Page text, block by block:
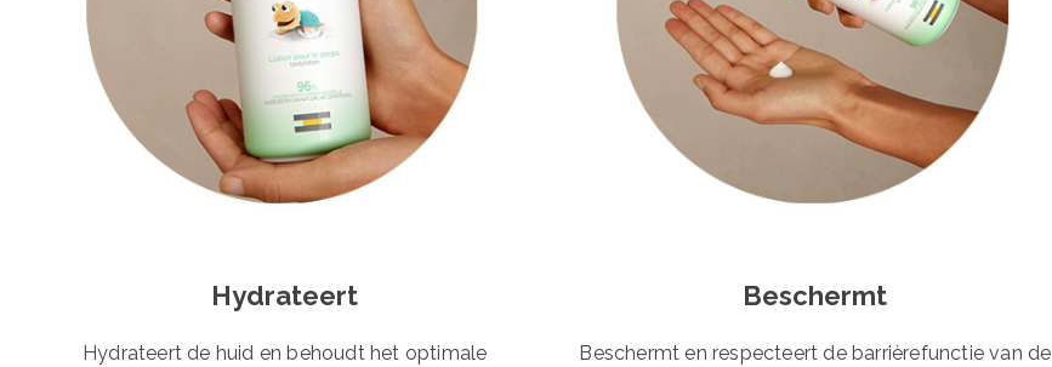
Hydrateert
Hydrateert de huid en behoudt het optimale
Beschermt
Beschermt en respecteert de barrièrefunctie van de